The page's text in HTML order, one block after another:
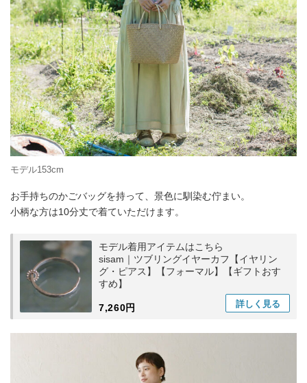
モデル153cm
お手持ちのかごバッグを持って、景色に馴染む佇まい。
小柄な方は10分丈で着ていただけます。
モデル着用アイテムはこちら
sisam｜ツブリングイヤーカフ【イヤリン
グ・ピアス】【フォーマル】【ギフトおす
すめ】
7,260円 詳しく 見る